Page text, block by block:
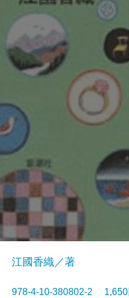
江國香織／著
978-4-10-380802-2